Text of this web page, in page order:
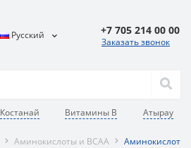
Костанай Витамины В Атырау
Русский +7 705 214 00 00
Заказать звонок
Аминокислоты и BCAA